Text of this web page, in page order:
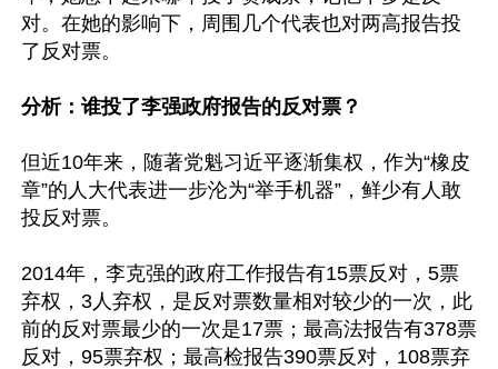
对。在她的影响下，周围几个代表也对两高报告投
了反对票。
分析：谁投了李强政府报告的反对票？
但近10年来，随著党魁习近平逐渐集权，作为“橡皮
章”的人大代表进一步沦为“举手机器”，鲜少有人敢
投反对票。
2014年，李克强的政府工作报告有15票反对，5票
弃权，3人弃权，是反对票数量相对较少的一次，此
前的反对票最少的一次是17票；最高法报告有378票
反对，95票弃权；最高检报告390票反对，108票弃